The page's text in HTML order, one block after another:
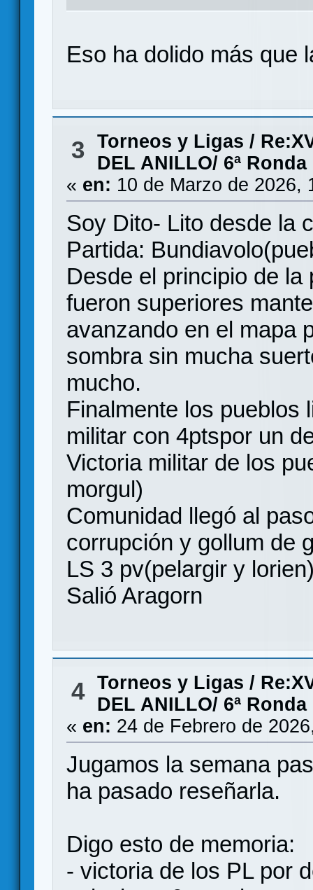
Eso ha dolido más que
3 Torneos y Ligas /
DEL ANILLO/ 6ª Ronda
« en: 10 de Marzo de 2026,
Soy Dito- Lito desde la
Partida:
Desde el principio de
fueron superiores
avanzando en el mapa
sombra sin mucha
mucho.
Finalmente los pueblos
militar con 4ptspor un
Victoria militar de los
morgul)
Comunidad llegó al
corrupción y gollum de
LS 3 pv(pelargir y
Salió Aragorn
4 Torneos y Ligas /
DEL ANILLO/ 6ª Ronda
« en: 24 de Febrero de
Jugamos la semana
ha pasado reseñarla.
Digo esto de memoria:
- victoria de los PL por